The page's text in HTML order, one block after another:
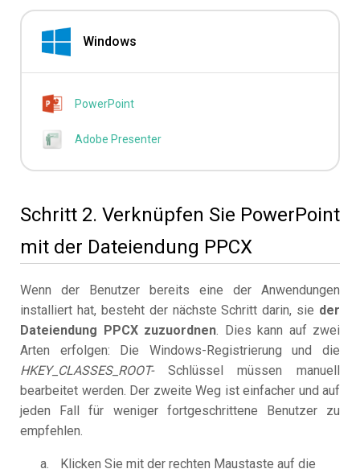
Windows
PowerPoint
Adobe Presenter
Schritt 2. Verknüpfen Sie PowerPoint
mit der Dateiendung PPCX
Wenn der Benutzer bereits eine der Anwendungen
installiert hat, besteht der nächste Schritt darin, sie der
Dateiendung PPCX zuzuordnen. Dies kann auf zwei
Arten erfolgen: Die Windows-Registrierung und die
HKEY_CLASSES_ROOT-Schlüssel müssen manuell
bearbeitet werden. Der zweite Weg ist einfacher und auf
jeden Fall für weniger fortgeschrittene Benutzer zu
empfehlen.
Klicken Sie mit der rechten Maustaste auf die